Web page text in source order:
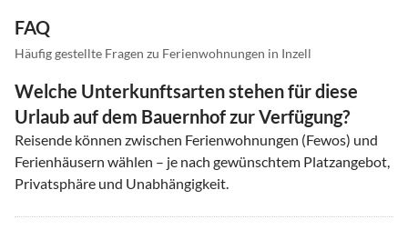
FAQ
Häufig gestellte Fragen zu Ferienwohnungen in Inzell
Welche Unterkunftsarten stehen für diese
Urlaub auf dem Bauernhof zur Verfügung?
Reisende können zwischen Ferienwohnungen (Fewos) und
Ferienhäusern wählen – je nach gewünschtem Platzangebot,
Privatsphäre und Unabhängigkeit.